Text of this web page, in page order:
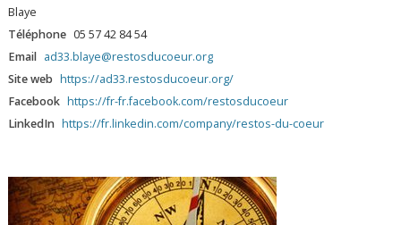
Blaye
Téléphone 05 57 42 84 54
Email ad33.blaye@restosducoeur.org
Site web https://ad33.restosducoeur.org/
Facebook https://fr-fr.facebook.com/restosducoeur
LinkedIn https://fr.linkedin.com/company/restos-du-coeur